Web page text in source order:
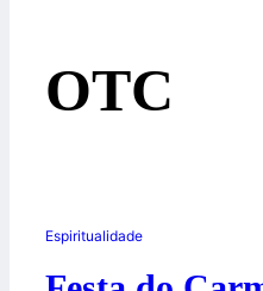
OTC
Espiritualidade